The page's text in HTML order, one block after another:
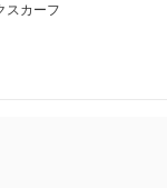
スカーフ